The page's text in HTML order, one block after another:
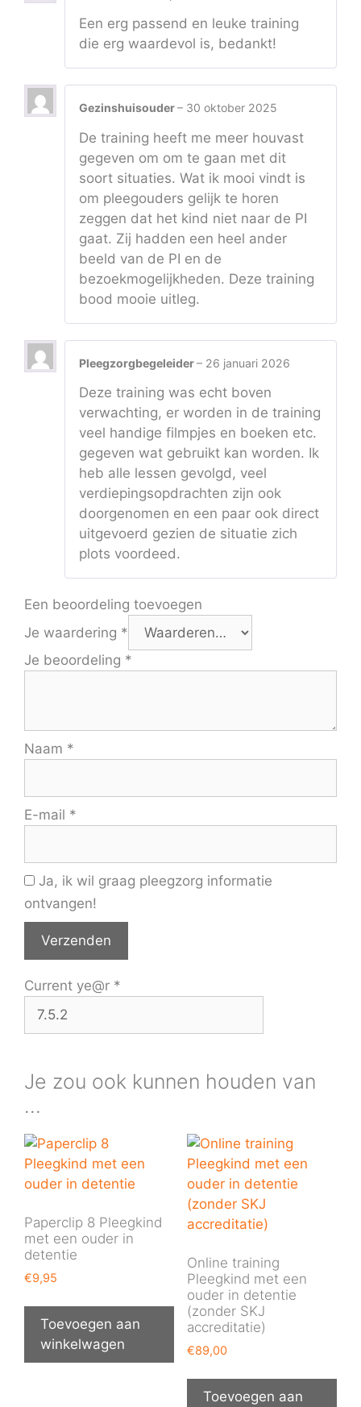
Een erg passend en leuke training
die erg waardevol is, bedankt!
Gezinshuisouder– 30 oktober 2025
De training heeft me meer houvast
gegeven om om te gaan met dit
soort situaties. Wat ik mooi vindt is
om pleegouders gelijk te horen
zeggen dat het kind niet naar de PI
gaat. Zij hadden een heel ander
beeld van de PI en de
bezoekmogelijkheden. Deze training
bood mooie uitleg.
Pleegzorgbegeleider– 26 januari 2026
Deze training was echt boven
verwachting, er worden in de training
veel handige filmpjes en boeken etc.
gegeven wat gebruikt kan worden. Ik
heb alle lessen gevolgd, veel
verdiepingsopdrachten zijn ook
doorgenomen en een paar ook direct
uitgevoerd gezien de situatie zich
plots voordeed.
Een beoordeling toevoegen
Je waardering *
Je beoordeling *
Naam *
E-mail *
Ja, ik wil graag pleegzorg informatie
ontvangen!
Current ye@r *
Je zou ook kunnen houden van
…
Paperclip 8 Pleegkind
met een ouder in
detentie
€9,95
Toevoegen aan
winkelwagen
Online training
Pleegkind met een
ouder in detentie
(zonder SKJ
accreditatie)
€89,00
Toevoegen aan